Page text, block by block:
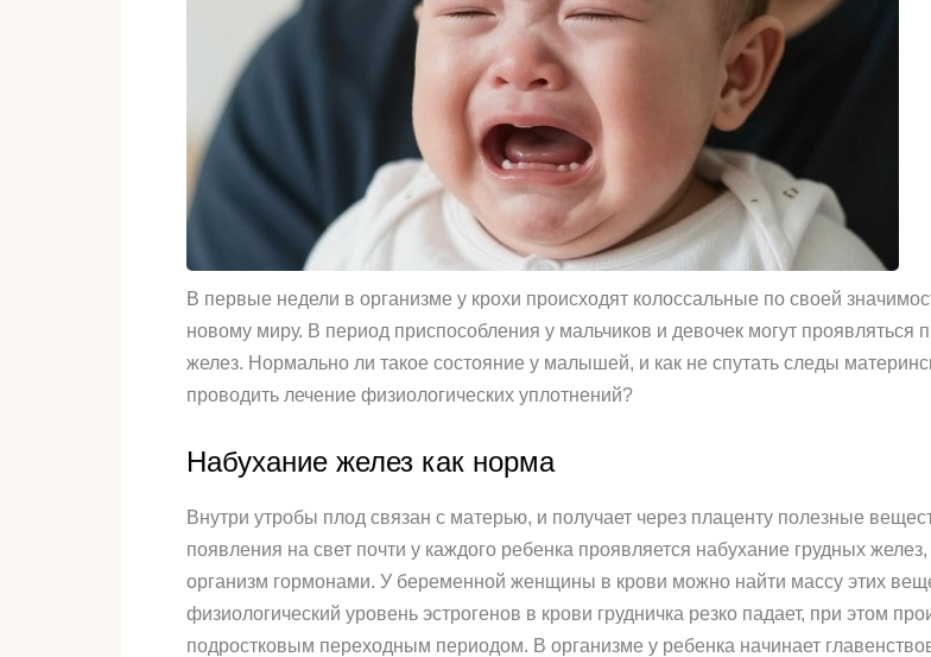
В первые недели в организме у крохи происходят колоссальные по своей
новому миру. В период приспособления у мальчиков и девочек могут проявляться
желез. Нормально ли такое состояние у малышей, и как не спутать следы
проводить лечение физиологических уплотнений?
Набухание желез как норма
Внутри утробы плод связан с матерью, и получает через плаценту полезные
появления на свет почти у каждого ребенка проявляется набухание грудных
организм гормонами. У беременной женщины в крови можно найти массу этих
физиологический уровень эстрогенов в крови грудничка резко падает, при этом
подростковым переходным периодом. В организме у ребенка начинает